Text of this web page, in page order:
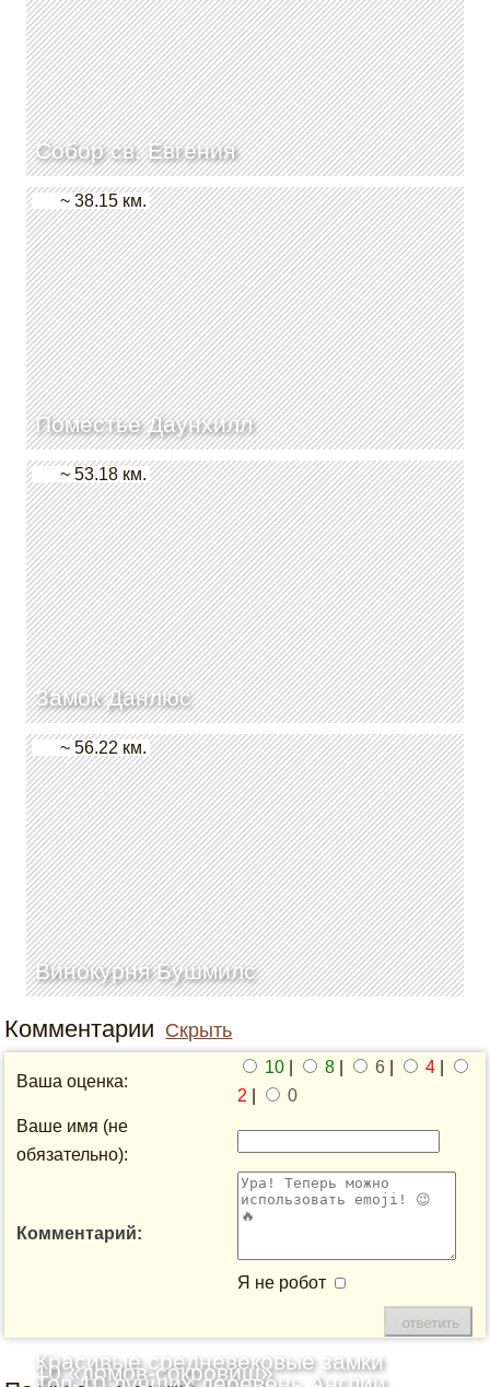
Собор св. Евгения
Поместье Даунхилл
~ 38.15 км.
Замок Данлюс
~ 53.18 км.
Винокурня Бушмилс
~ 56.22 км.
Комментарии Скрыть
Ваша оценка:
10 8 6 4
2
0
Ваше имя (не
обязательно):
Комментарий:
Я не робот
Красивые средневековые замки
10 «домов-сокровищ»